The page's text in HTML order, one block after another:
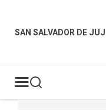
SAN SALVADOR DE